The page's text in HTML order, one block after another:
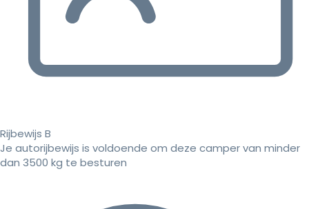
Rijbewijs B
Je autorijbewijs is voldoende om deze camper van minder
dan 3500 kg te besturen